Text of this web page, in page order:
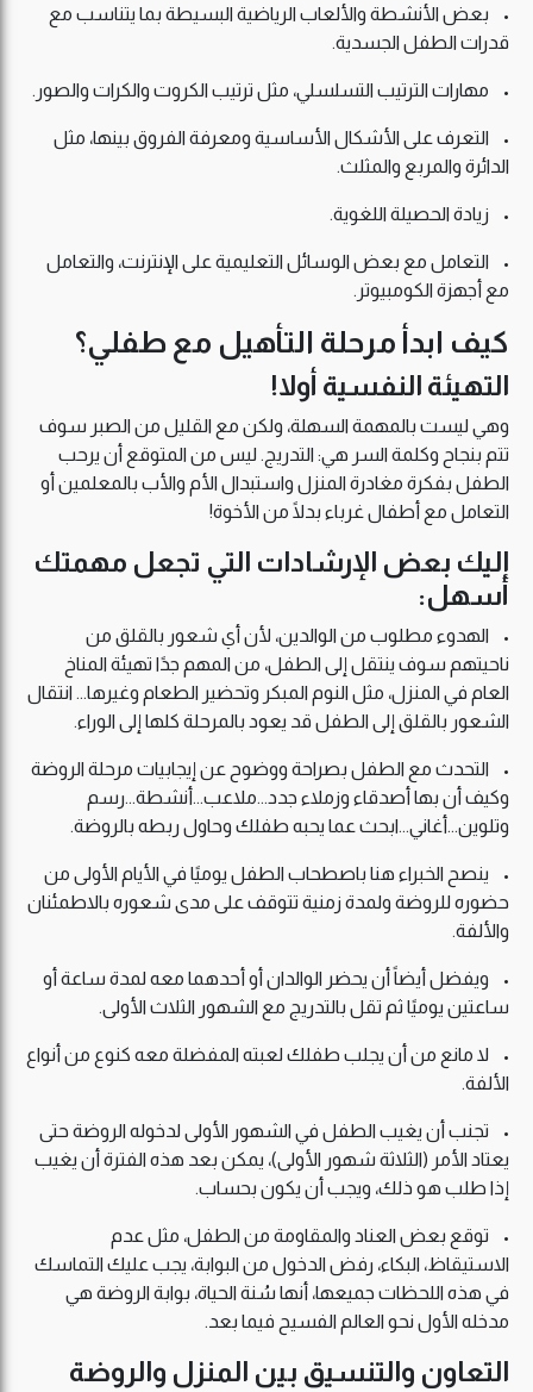
• بعض الأنشطة والألعاب الرياضية البسيطة بما يتناسب مع
قدرات الطفل الجسدية.
• مهارات الترتيب التسلسلي، مثل ترتيب الكروت والكرات والصور.
• التعرف على الأشكال الأساسية ومعرفة الفروق بينها، مثل
الدائرة والمربع والمثلث.
• زيادة الحصيلة اللغوية.
• التعامل مع بعض الوسائل التعليمية على الإنترنت، والتعامل
مع أجهزة الكومبيوتر.
كيف ابدأ مرحلة التأهيل مع طفلي؟
التهيئة النفسية أولا!
وهي ليست بالمهمة السهلة، ولكن مع القليل من الصبر سوف
تتم بنجاح وكلمة السر هي: التدريج. ليس من المتوقع أن يرحب
الطفل بفكرة مغادرة المنزل واستبدال الأم والأب بالمعلمين أو
التعامل مع أطفال غرباء بدلًا من الأخوة!
إليك بعض الإرشادات التي تجعل مهمتك
أسهل:
• الهدوء مطلوب من الوالدين، لأن أي شعور بالقلق من
ناحيتهم سوف ينتقل إلى الطفل، من المهم جدًا تهيئة المناخ
العام في المنزل، مثل النوم المبكر وتحضير الطعام وغيرها... انتقال
الشعور بالقلق إلى الطفل قد يعود بالمرحلة كلها إلى الوراء.
• التحدث مع الطفل بصراحة ووضوح عن إيجابيات مرحلة الروضة
وكيف أن بها أصدقاء وزملاء جدد...ملاعب...أنشطة...رسم
وتلوين...أغاني...ابحث عما يحبه طفلك وحاول ربطه بالروضة.
• ينصح الخبراء هنا باصطحاب الطفل يوميًا في الأيام الأولى من
حضوره للروضة ولمدة زمنية تتوقف على مدى شعوره بالاطمئنان
والألفة.
• ويفضل أيضاً أن يحضر الوالدان أو أحدهما معه لمدة ساعة أو
ساعتين يوميًا ثم تقل بالتدريج مع الشهور الثلاث الأولى.
• لا مانع من أن يجلب طفلك لعبته المفضلة معه كنوع من أنواع
الألفة.
• تجنب أن يغيب الطفل في الشهور الأولى لدخوله الروضة حتى
يعتاد الأمر (الثلاثة شهور الأولى)، يمكن بعد هذه الفترة أن يغيب
إذا طلب هو ذلك، ويجب أن يكون بحساب.
• توقع بعض العناد والمقاومة من الطفل، مثل عدم
الاستيقاظ، البكاء، رفض الدخول من البوابة، يجب عليك التماسك
في هذه اللحظات جميعها، أنها سُنة الحياة، بوابة الروضة هي
مدخله الأول نحو العالم الفسيح فيما بعد.
التعاون والتنسيق بين المنزل والروضة